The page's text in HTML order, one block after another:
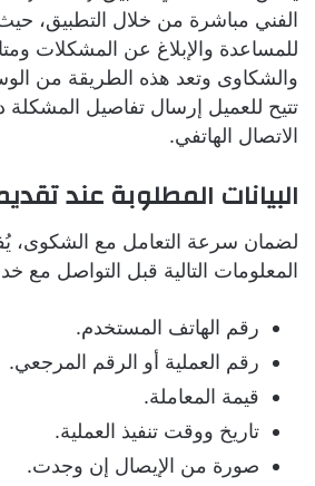
الفني مباشرة من خلال التطبيق،
للمساعدة والإبلاغ عن المشكلات
والشكاوى وتعد هذه الطريقة من
تتيح للعميل إرسال تفاصيل المشكلة
الاتصال الهاتفي.
البيانات المطلوبة عند
لضمان سرعة التعامل مع الشكوى،
المعلومات التالية قبل التواصل مع
رقم الهاتف المستخدم.
رقم العملية أو الرقم المرجعي.
قيمة المعاملة.
تاريخ ووقت تنفيذ العملية.
صورة من الإيصال إن وجدت.